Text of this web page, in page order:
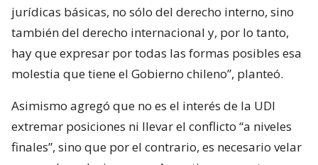
jurídicas básicas, no sólo del derecho interno, sino
también del derecho internacional y, por lo tanto,
hay que expresar por todas las formas posibles esa
molestia que tiene el Gobierno chileno”, planteó.
Asimismo agregó que no es el interés de la UDI
extremar posiciones ni llevar el conflicto “a niveles
finales”, sino que por el contrario, es necesario velar